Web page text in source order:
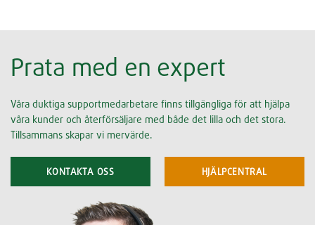
Prata med en expert
Våra duktiga supportmedarbetare finns tillgängliga för att hjälpa
våra kunder och återförsäljare med både det lilla och det stora.
Tillsammans skapar vi mervärde.
KONTAKTA OSS HJÄLPCENTRAL